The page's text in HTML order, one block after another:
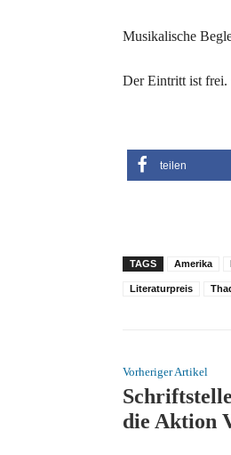
Musikalische
Der Eintritt ist frei.
teilen
TAGS Amerika
Literaturpreis
Vorheriger Artikel
die Aktion